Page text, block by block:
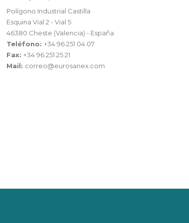
Polígono Industrial Castilla
Esquina Vial 2 - Vial 5
46380 Cheste (Valencia) - España
Teléfono:+34 96 251 04 07
Fax:+34 96 251 25 21
Mail: correo@eurosanex.com